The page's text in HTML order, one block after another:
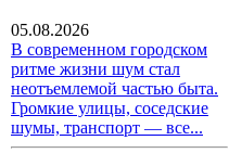
05.08.2026
В современном городском
ритме жизни шум стал
неотъемлемой частью быта.
Громкие улицы, соседские
шумы, транспорт — все...